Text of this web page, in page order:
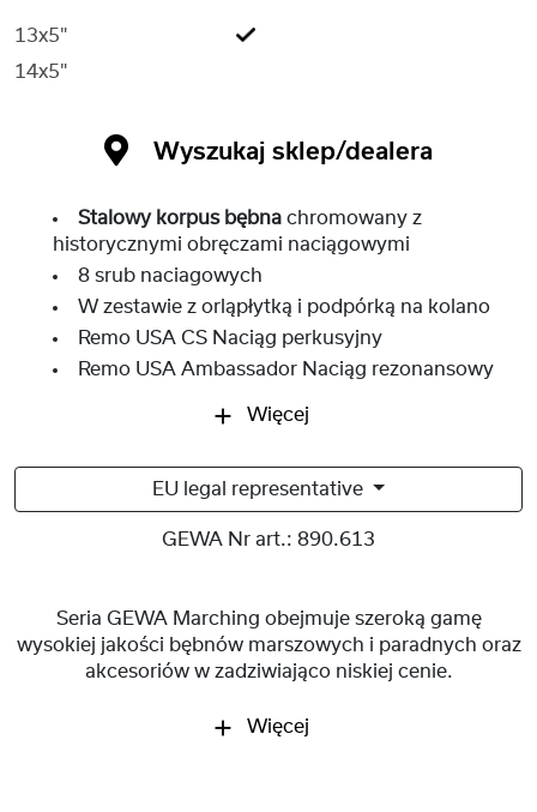
13x5"
14x5"
Wyszukaj sklep/dealera
Stalowy korpus bębna chromowany z
historycznymi obręczami naciągowymi
8 srub naciagowych
W zestawie z orląpłytką i podpórką na kolano
Remo USA CS Naciąg perkusyjny
Remo USA Ambassador Naciąg rezonansowy
Więcej
EU legal representative
GEWA Nr art.: 890.613
Seria GEWA Marching obejmuje szeroką gamę
wysokiej jakości bębnów marszowych i paradnych oraz
akcesoriów w zadziwiająco niskiej cenie.
Więcej